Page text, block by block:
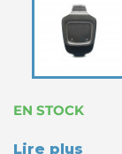
EN STOCK
Lire plus